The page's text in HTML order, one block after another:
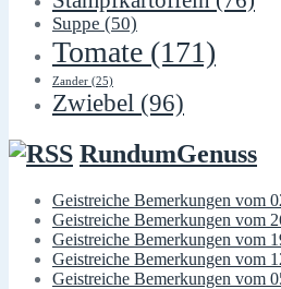
Suppe (50)
Tomate (171)
Zander (25)
Zwiebel (96)
RundumGenuss
Geistreiche Bemerkungen vom
Geistreiche Bemerkungen vom
Geistreiche Bemerkungen vom
Geistreiche Bemerkungen vom
Geistreiche Bemerkungen vom